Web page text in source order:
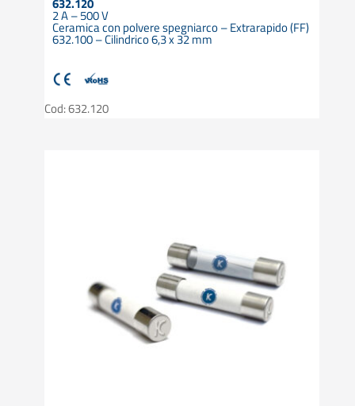
632.120
2 A – 500 V
Ceramica con polvere spegniarco – Extrarapido (FF)
632.100 – Cilindrico 6,3 x 32 mm
Cod: 632.120